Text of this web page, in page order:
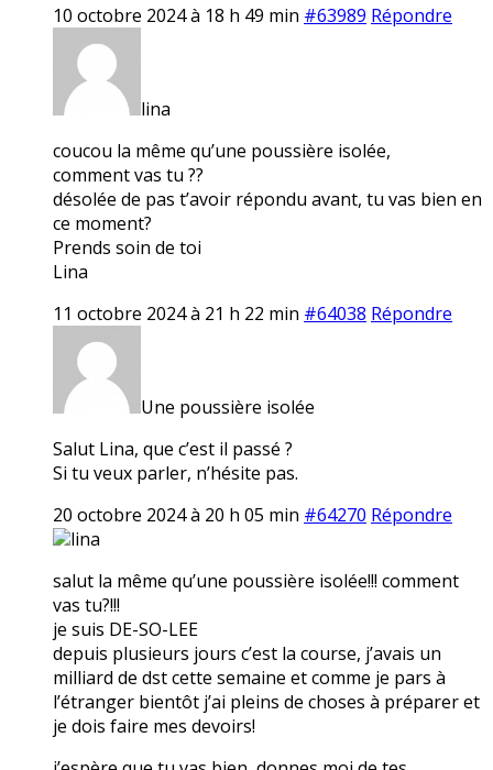
10 octobre 2024 à 18 h 49 min #63989 Répondre
lina
coucou la même qu’une poussière isolée,
comment vas tu ??
désolée de pas t’avoir répondu avant, tu vas bien en
ce moment?
Prends soin de toi
Lina
11 octobre 2024 à 21 h 22 min #64038 Répondre
Une poussière isolée
Salut Lina, que c’est il passé ?
Si tu veux parler, n’hésite pas.
20 octobre 2024 à 20 h 05 min #64270 Répondre
lina
salut la même qu’une poussière isolée!!! comment
vas tu?!!!
je suis DE-SO-LEE
depuis plusieurs jours c’est la course, j’avais un
milliard de dst cette semaine et comme je pars à
l’étranger bientôt j’ai pleins de choses à préparer et
je dois faire mes devoirs!